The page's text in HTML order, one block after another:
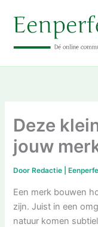
naar
inhoud
Deze
jouw
Door Redactie |
Een merk bouwen
zijn. Juist in een
natuur komen